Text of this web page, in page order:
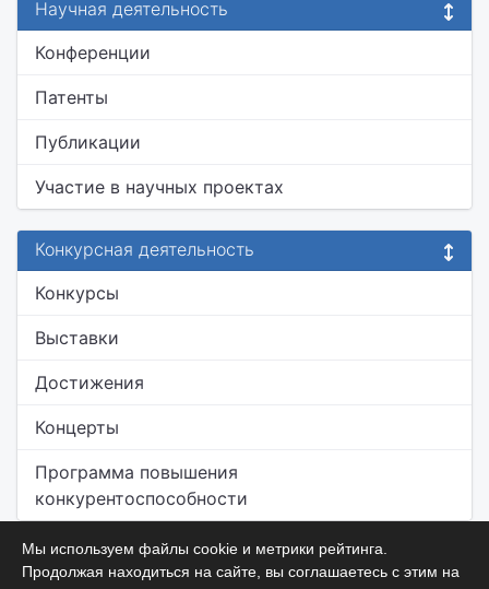
Научная деятельность
Конференции
Патенты
Публикации
Участие в научных проектах
Конкурсная деятельность
Конкурсы
Выставки
Достижения
Концерты
Программа повышения
конкурентоспособности
Мы используем файлы cookie и метрики рейтинга.
Продолжая находиться на сайте, вы соглашаетесь с этим на